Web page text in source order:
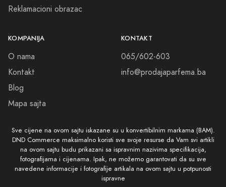
Reklamacioni obrazac
KOMPANIJA
O nama
Kontakt
Blog
Mapa sajta
KONTAKT
065/602-603
info@prodajaparfema.ba
Sve cijene na ovom sajtu iskazane su u konvertibilnim markama (BAM).
DND Commerce maksimalno koristi sve svoje resurse da Vam svi artikli
na ovom sajtu budu prikazani sa ispravnim nazivima specifikacija,
fotografijama i cijenama. Ipak, ne možemo garantovati da su sve
navedene informacije i fotografije artikala na ovom sajtu u potpunosti
ispravne